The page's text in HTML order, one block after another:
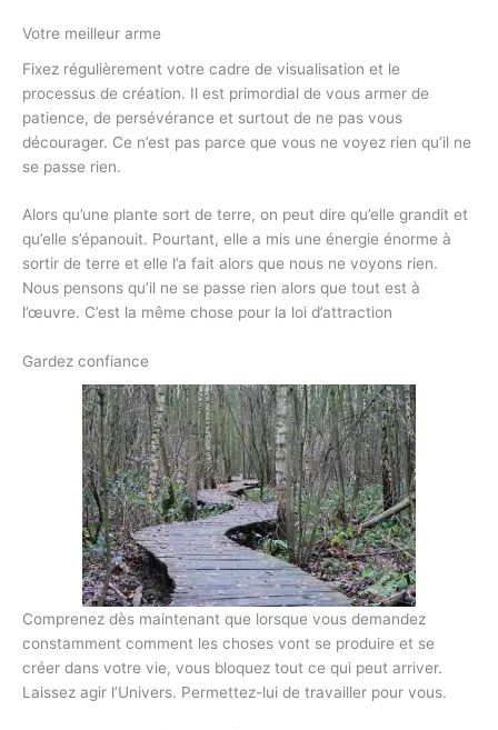
Votre meilleur arme
Fixez régulièrement votre cadre de visualisation et le
processus de création. Il est primordial de vous armer de
patience, de persévérance et surtout de ne pas vous
décourager. Ce n’est pas parce que vous ne voyez rien qu’il ne
se passe rien.
Alors qu’une plante sort de terre, on peut dire qu’elle grandit et
qu’elle s’épanouit. Pourtant, elle a mis une énergie énorme à
sortir de terre et elle l’a fait alors que nous ne voyons rien.
Nous pensons qu’il ne se passe rien alors que tout est à
l’œuvre. C’est la même chose pour la loi d’attraction
Gardez confiance
Comprenez dès maintenant que lorsque vous demandez
constamment comment les choses vont se produire et se
créer dans votre vie, vous bloquez tout ce qui peut arriver.
Laissez agir l’Univers. Permettez-lui de travailler pour vous.